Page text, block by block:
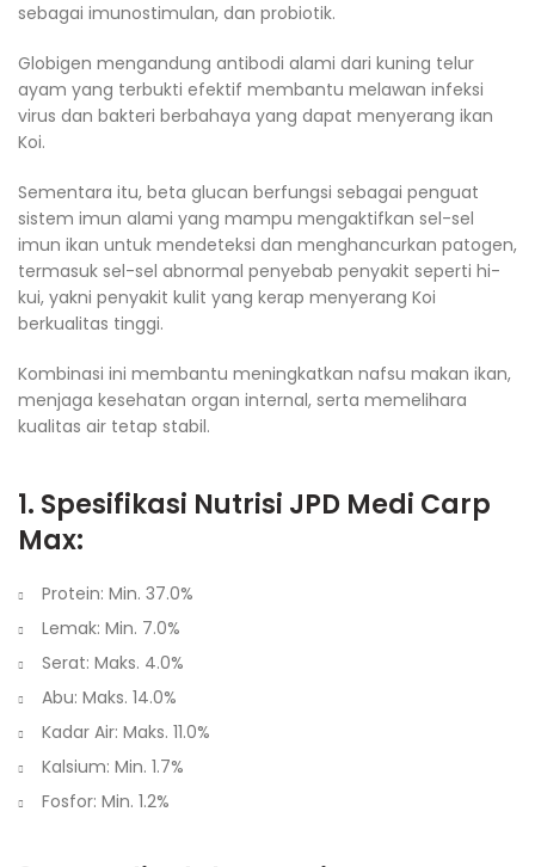
sebagai imunostimulan, dan probiotik.
Globigen mengandung antibodi alami dari kuning telur
ayam yang terbukti efektif membantu melawan infeksi
virus dan bakteri berbahaya yang dapat menyerang ikan
Koi.
Sementara itu, beta glucan berfungsi sebagai penguat
sistem imun alami yang mampu mengaktifkan sel-sel
imun ikan untuk mendeteksi dan menghancurkan patogen,
termasuk sel-sel abnormal penyebab penyakit seperti hi-
kui, yakni penyakit kulit yang kerap menyerang Koi
berkualitas tinggi.
Kombinasi ini membantu meningkatkan nafsu makan ikan,
menjaga kesehatan organ internal, serta memelihara
kualitas air tetap stabil.
1. Spesifikasi Nutrisi JPD Medi Carp
Max:
Protein: Min. 37.0%
Lemak: Min. 7.0%
Serat: Maks. 4.0%
Abu: Maks. 14.0%
Kadar Air: Maks. 11.0%
Kalsium: Min. 1.7%
Fosfor: Min. 1.2%